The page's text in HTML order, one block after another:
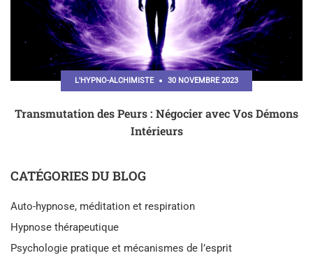
L'HYPNO-ALCHIMISTE 30 NOVEMBRE 2023
Transmutation des Peurs : Négocier avec Vos Démons
Intérieurs
CATÉGORIES DU BLOG
Auto-hypnose, méditation et respiration
Hypnose thérapeutique
Psychologie pratique et mécanismes de l’esprit